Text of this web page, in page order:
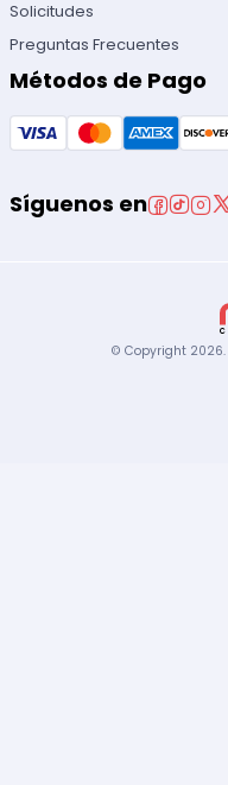
Solicitudes
Preguntas Frecuentes
Métodos de Pago
Síguenos en
© Copyright 2026.